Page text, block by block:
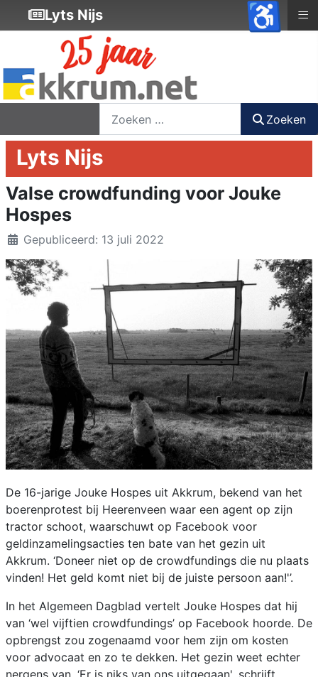
Zoeken
Lyts Nijs
Valse crowdfunding voor Jouke
Hospes
DetailsGepubliceerd: 13 juli 2022
De 16-jarige Jouke Hospes uit Akkrum, bekend van het
boerenprotest bij Heerenveen waar een agent op zijn
tractor schoot, waarschuwt op Facebook voor
geldinzamelingsacties ten bate van het gezin uit
Akkrum. ‘Doneer niet op de crowdfundings die nu plaats
vinden! Het geld komt niet bij de juiste persoon aan!'’.
In het Algemeen Dagblad vertelt Jouke Hospes dat hij
van ‘wel vijftien crowdfundings’ op Facebook hoorde. De
opbrengst zou zogenaamd voor hem zijn om kosten
voor advocaat en zo te dekken. Het gezin weet echter
nergens van. ‘Er is niks van ons uitgegaan', schrijft
Lyts Nijs ≡
♿